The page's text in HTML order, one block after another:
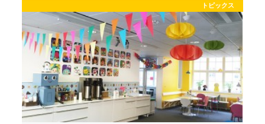
トピックス